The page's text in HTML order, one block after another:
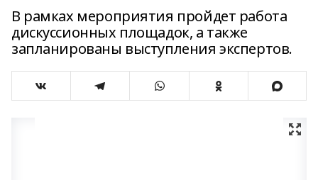
В рамках мероприятия пройдет работа
дискуссионных площадок, а также
запланированы выступления экспертов.